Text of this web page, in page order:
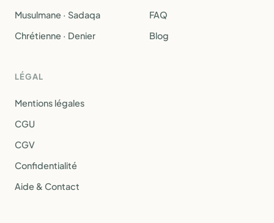
Musulmane · Sadaqa
Chrétienne · Denier
FAQ
Blog
LÉGAL
Mentions légales
CGU
CGV
Confidentialité
Aide & Contact